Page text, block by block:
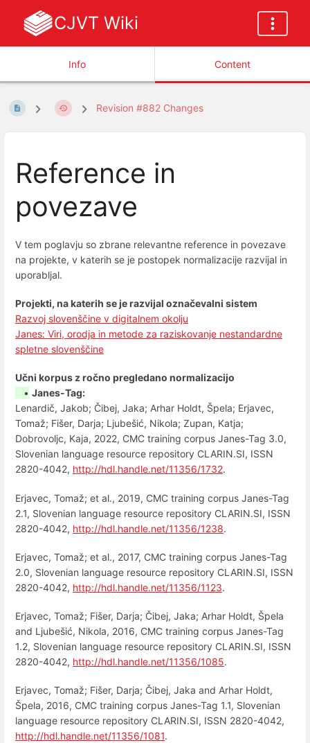
CJVT Wiki
Info Content
Revision #882 Changes
Reference in
povezave
V tem poglavju so zbrane relevantne reference in povezave
na projekte, v katerih se je postopek normalizacije razvijal in
uporabljal.
Projekti, na katerih se je razvijal označevalni sistem
Razvoj slovenščine v digitalnem okolju
Janes: Viri, orodja in metode za raziskovanje nestandardne
spletne slovenščine
Učni korpus z ročno pregledano normalizacijo
• Janes-Tag:
Lenardič, Jakob; Čibej, Jaka; Arhar Holdt, Špela; Erjavec,
Tomaž; Fišer, Darja; Ljubešić, Nikola; Zupan, Katja;
Dobrovoljc, Kaja, 2022, CMC training corpus Janes-Tag 3.0,
Slovenian language resource repository CLARIN.SI, ISSN
2820-4042, http://hdl.handle.net/11356/1732.
Erjavec, Tomaž; et al., 2019, CMC training corpus Janes-Tag
2.1, Slovenian language resource repository CLARIN.SI, ISSN
2820-4042, http://hdl.handle.net/11356/1238.
Erjavec, Tomaž; et al., 2017, CMC training corpus Janes-Tag
2.0, Slovenian language resource repository CLARIN.SI, ISSN
2820-4042, http://hdl.handle.net/11356/1123.
Erjavec, Tomaž; Fišer, Darja; Čibej, Jaka; Arhar Holdt, Špela
and Ljubešić, Nikola, 2016, CMC training corpus Janes-Tag
1.2, Slovenian language resource repository CLARIN.SI, ISSN
2820-4042, http://hdl.handle.net/11356/1085.
Erjavec, Tomaž; Fišer, Darja; Čibej, Jaka and Arhar Holdt,
Špela, 2016, CMC training corpus Janes-Tag 1.1, Slovenian
language resource repository CLARIN.SI, ISSN 2820-4042,
http://hdl.handle.net/11356/1081.